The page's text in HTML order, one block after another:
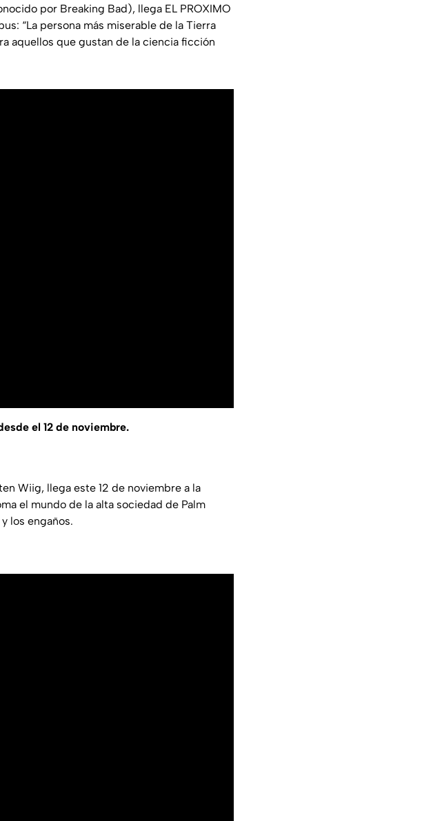
por Breaking Bad), llega EL PROXIMO
“La persona más miserable de la Tierra
aquellos que gustan de la ciencia ficción
el 12 de noviembre.
Wiig, llega este 12 de noviembre a la
el mundo de la alta sociedad de Palm
los engaños.